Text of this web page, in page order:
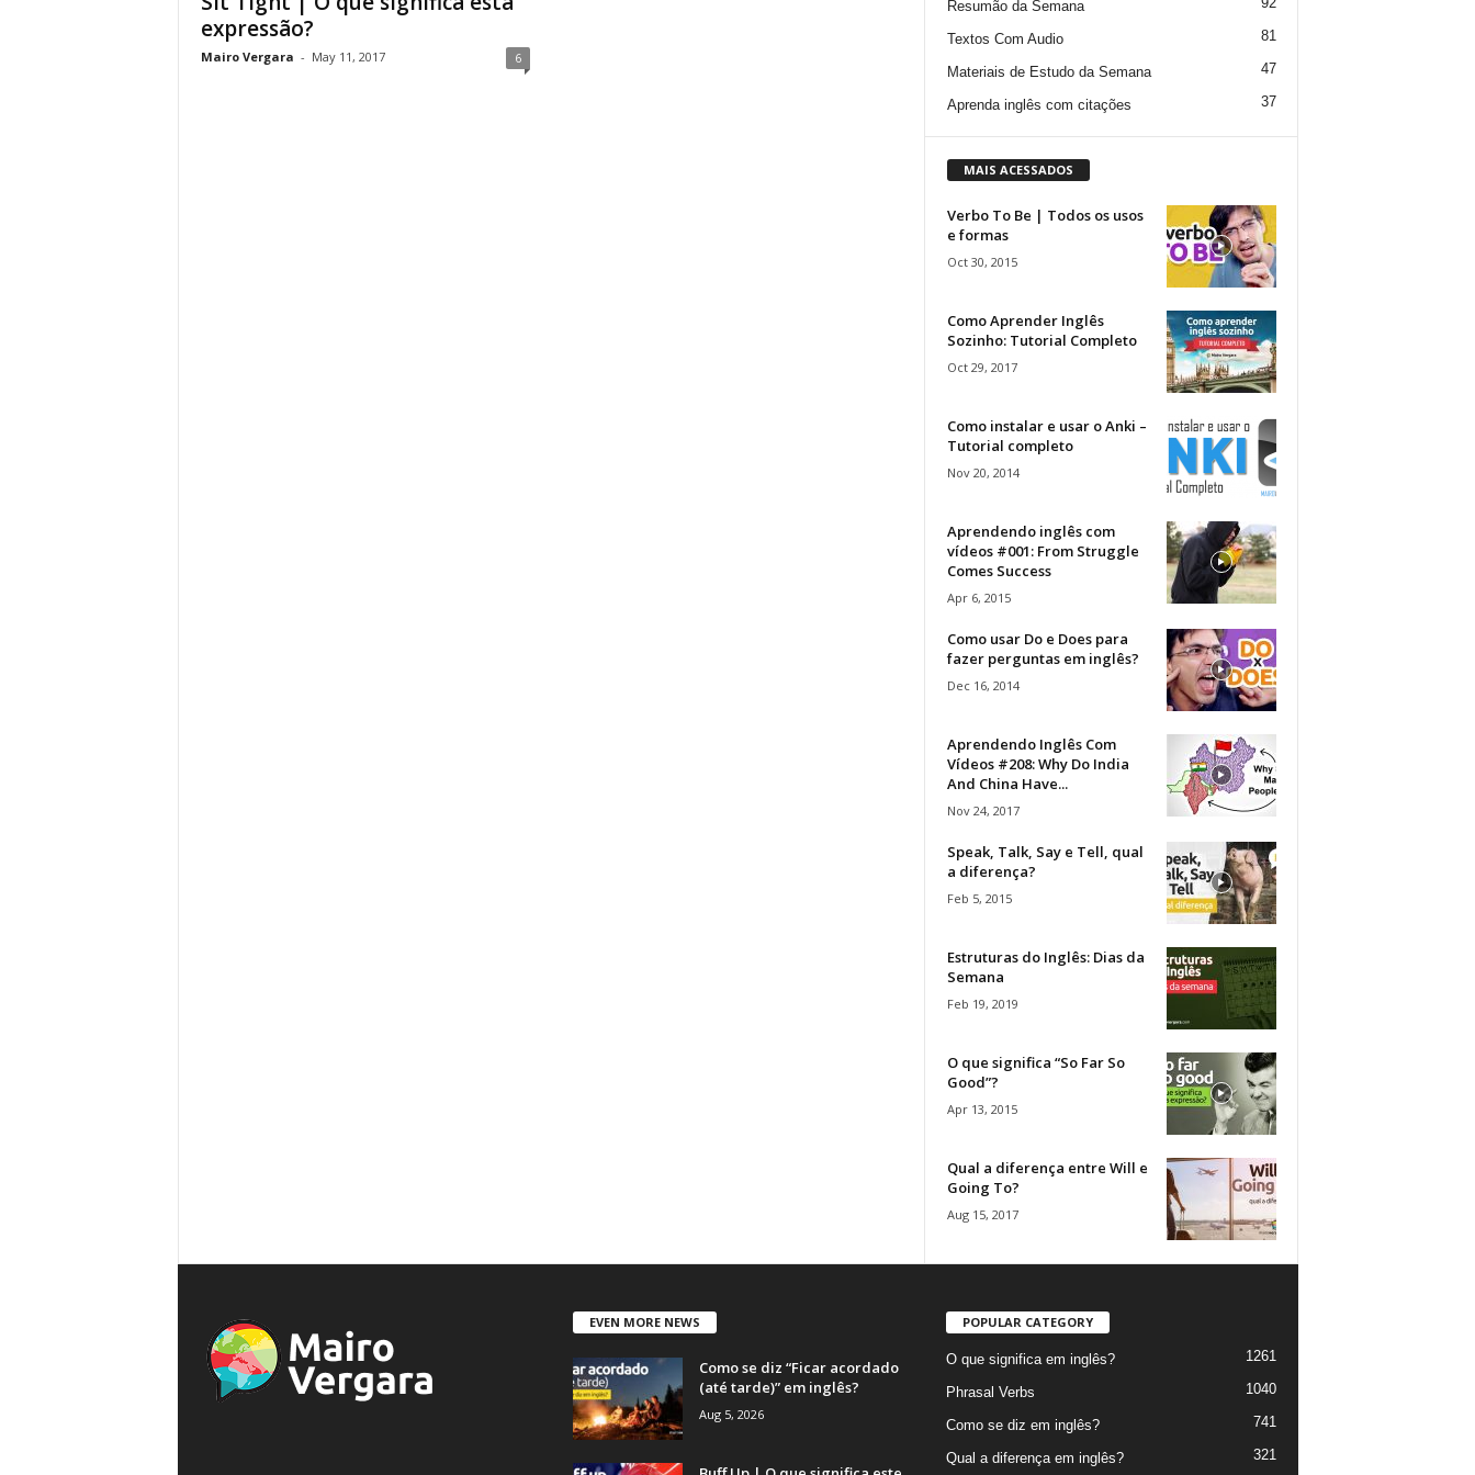
expressão?
Mairo Vergara - May 11, 2017 6
Resumão da Semana
Textos Com Audio 81
Materiais de Estudo da Semana 47
Aprenda inglês com citações 37
MAIS ACESSADOS
Verbo To Be | Todos os usos
e formas
Oct 30, 2015
Como Aprender Inglês
Sozinho: Tutorial Completo
Oct 29, 2017
Como instalar e usar o Anki –
Tutorial completo
Nov 20, 2014
Aprendendo inglês com
vídeos #001: From Struggle
Comes Success
Apr 6, 2015
Como usar Do e Does para
fazer perguntas em inglês?
Dec 16, 2014
Aprendendo Inglês Com
Vídeos #208: Why Do India
And China Have...
Nov 24, 2017
Speak, Talk, Say e Tell, qual
a diferença?
Feb 5, 2015
Estruturas do Inglês: Dias da
Semana
Feb 19, 2019
O que significa “So Far So
Good”?
Apr 13, 2015
Qual a diferença entre Will e
Going To?
Aug 15, 2017
EVEN MORE NEWS
Como se diz “Ficar acordado
(até tarde)” em inglês?
Aug 5, 2026
POPULAR CATEGORY
O que significa em inglês? 1261
Phrasal Verbs 1040
Como se diz em inglês? 741
Qual a diferença em inglês? 321